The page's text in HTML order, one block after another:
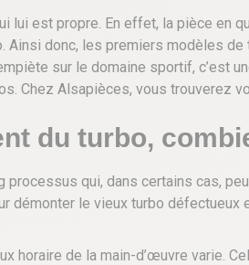
lui est propre. En effet, la pièce en
Ainsi donc, les premiers modèles
sur le domaine sportif, c’est
Chez Alsapièces, vous trouverez
du turbo,
processus qui, dans certains cas,
démonter le vieux turbo défectueux
horaire de la main-d’œuvre varie.